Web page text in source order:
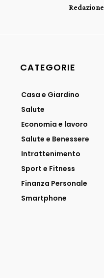
Redazione
CATEGORIE
Casa e Giardino
Salute
Economia e lavoro
Salute e Benessere
Intrattenimento
Sport e Fitness
Finanza Personale
Smartphone